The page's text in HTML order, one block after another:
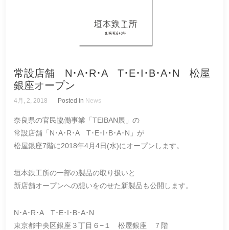
常設店舗 N･A･R･A T･E･I･B･A･N 松屋
銀座オープン
4月, 2, 2018 Posted in News
奈良県の官民協働事業「TEIBAN展」の
常設店舗「N･A･R･A T･E･I･B･A･N」が
松屋銀座7階に2018年4月4日(水)にオープンします。
垣本鉄工所の一部の製品の取り扱いと
新店舗オープンへの想いをのせた新製品も公開します。
N･A･R･A T･E･I･B･A･N
東京都中央区銀座３丁目６−１ 松屋銀座 ７階